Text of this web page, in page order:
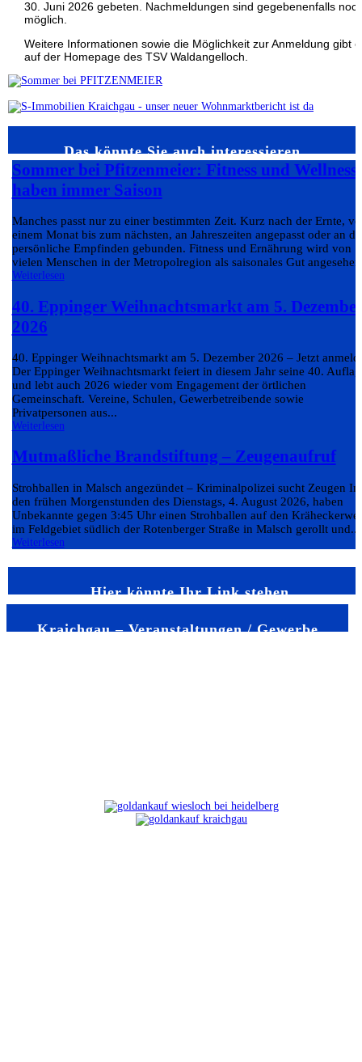
30. Juni 2026 gebeten. Nachmeldungen sind gegebenenfalls
möglich.
Weitere Informationen sowie die Möglichkeit zur Anmeldung gibt
auf der Homepage des TSV Waldangelloch.
Das könnte Sie auch interessieren…
Sommer bei Pfitzenmeier: Fitness und Wellness
haben immer Saison
Manches passt nur zu einer bestimmten Zeit. Kurz nach der Ernte,
einem Monat bis zum nächsten, an Jahreszeiten angepasst oder an
persönliche Empfinden gebunden. Fitness und Ernährung wird von
vielen Menschen in der Metropolregion als saisonales Gut
Weiterlesen
40. Eppinger Weihnachtsmarkt am 5.
2026
40. Eppinger Weihnachtsmarkt am 5. Dezember 2026 – Jetzt
Der Eppinger Weihnachtsmarkt feiert in diesem Jahr seine 40.
und lebt auch 2026 wieder vom Engagement der örtlichen
Gemeinschaft. Vereine, Schulen, Gewerbetreibende sowie
Privatpersonen aus...
Weiterlesen
Mutmaßliche Brandstiftung – Zeugenaufruf
Strohballen in Malsch angezündet – Kriminalpolizei sucht Zeugen In
den frühen Morgenstunden des Dienstags, 4. August 2026, haben
Unbekannte gegen 3:45 Uhr einen Strohballen auf den
im Feldgebiet südlich der Rotenberger Straße in Malsch gerollt und...
Weiterlesen
Hier könnte Ihr Link stehen
Kraichgau – Veranstaltungen / Gewerbe